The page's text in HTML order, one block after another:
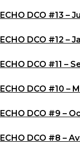
ECHO DCO #13 –
ECHO DCO #12 –
ECHO DCO #11 –
ECHO DCO #10 –
ECHO DCO #9 –
ECHO DCO #8 –